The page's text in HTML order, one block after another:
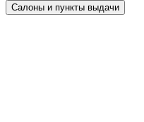
Салоны и пункты выдачи